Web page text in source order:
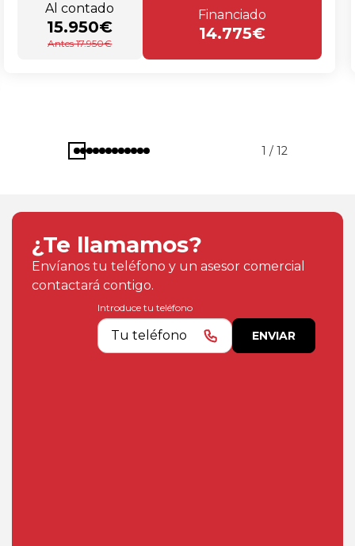
Al contado
15.950€
Antes 17.950€
Financiado
14.775€
1 / 12
¿Te llamamos?
Envíanos tu teléfono y un asesor comercial
contactará contigo.
Introduce tu teléfono
ENVIAR